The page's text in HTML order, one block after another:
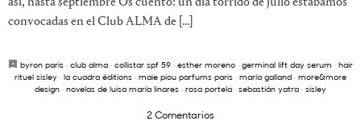
así, hasta septiembre Os cuento: un día tórrido de julio estábamos
convocadas en el Club ALMA de […]
byron paris · club alma · collistar spf 59 · esther moreno · germinal lift day serum · hair
rituel sisley · la cuadra éditions · maie piou parfums paris · maría galland · more&more
design · novelas de luisa maría linares · rosa portela · sebastián yatra · sisley
2 Comentarios